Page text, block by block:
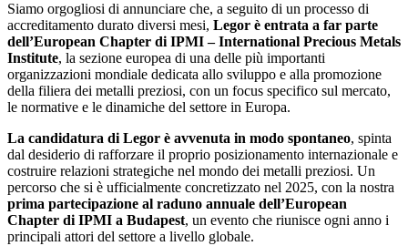
Siamo orgogliosi di annunciare che, a seguito di un processo di
accreditamento durato diversi mesi, Legor è entrata a far parte
dell’European Chapter di IPMI – International Precious Metals
Institute, la sezione europea di una delle più importanti
organizzazioni mondiale dedicata allo sviluppo e alla promozione
della filiera dei metalli preziosi, con un focus specifico sul mercato,
le normative e le dinamiche del settore in Europa.
La candidatura di Legor è avvenuta in modo spontaneo, spinta
dal desiderio di rafforzare il proprio posizionamento internazionale e
costruire relazioni strategiche nel mondo dei metalli preziosi. Un
percorso che si è ufficialmente concretizzato nel 2025, con la nostra
prima partecipazione al raduno annuale dell’European
Chapter di IPMI a Budapest, un evento che riunisce ogni anno i
principali attori del settore a livello globale.